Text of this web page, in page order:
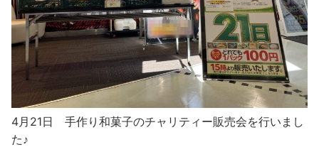
4月21日 手作り和菓子のチャリティー販売会を行いまし
た♪